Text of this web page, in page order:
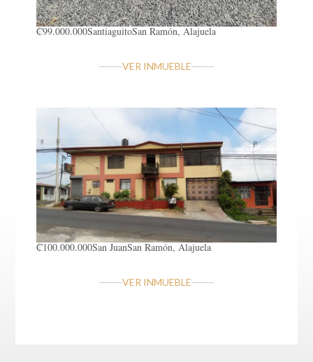
₡99.000.000SantiaguitoSan Ramón, Alajuela
VER INMUEBLE
₡100.000.000San JuanSan Ramón, Alajuela
VER INMUEBLE